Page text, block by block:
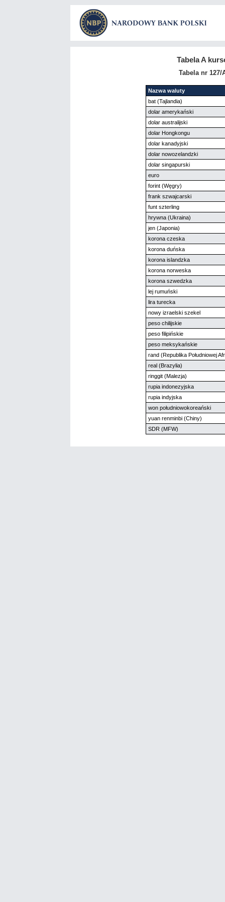
Tabela A
Tabela nr 127/
Nazwa waluty
bat (Tajlandia)
dolar amerykański
dolar australijski
dolar Hongkongu
dolar kanadyjski
dolar nowozelandzki
dolar singapurski
euro
forint (Węgry)
frank szwajcarski
funt szterling
hrywna (Ukraina)
jen (Japonia)
korona czeska
korona duńska
korona islandzka
korona norweska
korona szwedzka
lej rumuński
lira turecka
nowy izraelski szekel
peso chilijskie
peso filipińskie
peso meksykańskie
rand (Republika Południowej
real (Brazylia)
ringgit (Malezja)
rupia indonezyjska
rupia indyjska
won południowokoreański
yuan renminbi (Chiny)
SDR (MFW)